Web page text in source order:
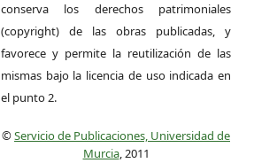
conserva los derechos patrimoniales
(copyright) de las obras publicadas, y
favorece y permite la reutilización de las
mismas bajo la licencia de uso indicada en
el punto 2.
©Servicio de Publicaciones, Universidad de
Murcia, 2011